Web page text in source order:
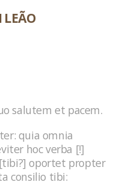
LEÃO
salutem et pacem.
quia omnia
hoc verba [!]
oportet propter
consilio tibi: